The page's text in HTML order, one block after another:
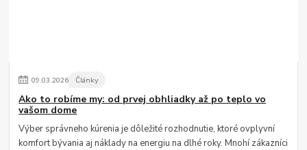
09.03.2026 Články
Ako to robíme my: od prvej obhliadky až po teplo vo
vašom dome
Výber správneho kúrenia je dôležité rozhodnutie, ktoré ovplyvní
komfort bývania aj náklady na energiu na dlhé roky. Mnohí zákazníci